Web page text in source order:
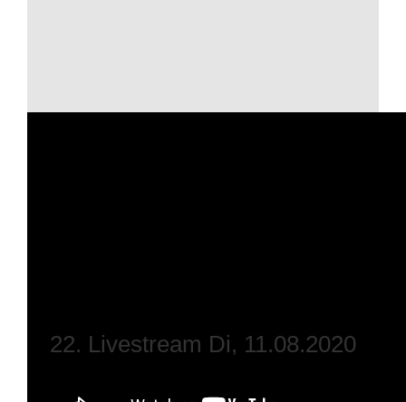
22. Livestream Di, 11.08.2020